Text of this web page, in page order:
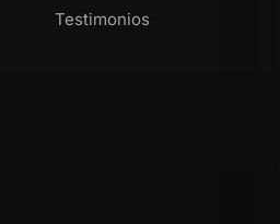
Testimonios